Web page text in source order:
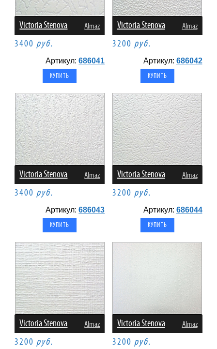
Victoria Stenova Almaz
3400 руб.
Артикул:686041
Victoria Stenova Almaz
3200 руб.
Артикул: 686042
Victoria Stenova Almaz
3400 руб.
Артикул:686043
Victoria Stenova Almaz
3200 руб.
Артикул: 686044
Victoria Stenova Almaz
3200 руб.
Victoria Stenova Almaz
3200 руб.